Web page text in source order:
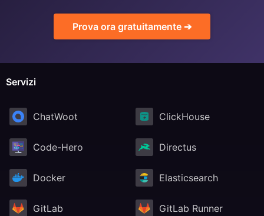
TimescaleDB
Prova ora gratuitamente ➔
Servizi
ChatWoot ClickHouse
Code-Hero Directus
Docker Elasticsearch
GitLab GitLab Runner